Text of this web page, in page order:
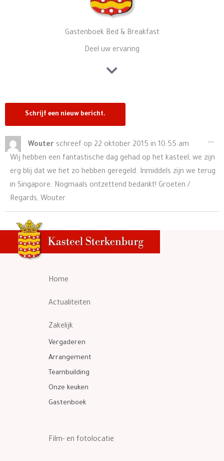
Gastenboek Bed & Breakfast
Deel uw ervaring
Wouter schreef op 22 oktober 2015 in 10:55 am
Wij hebben een fantastische dag gehad op het kasteel, we zijn
erg blij dat we het zo hebben geregeld. Inmiddels zijn we terug
in Singapore. Nogmaals ontzettend bedankt! Groeten /
Regards, Wouter
...
Home
Actualiteiten
Zakelijk
Vergaderen
Arrangement
Teambuilding
Onze keuken
Gastenboek
Film- en fotolocatie